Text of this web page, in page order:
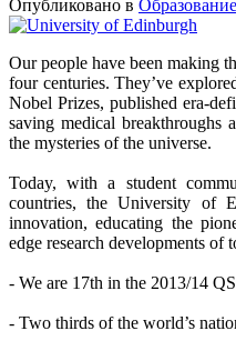
Опубликовано в
Our people have been making
four centuries. They’ve
Nobel Prizes, published era-
saving medical
the mysteries of the universe.
Today, with a student
countries, the University of
innovation, educating the
edge research developments of
- We are 17th in the 2013/14
- Two thirds of the world’s